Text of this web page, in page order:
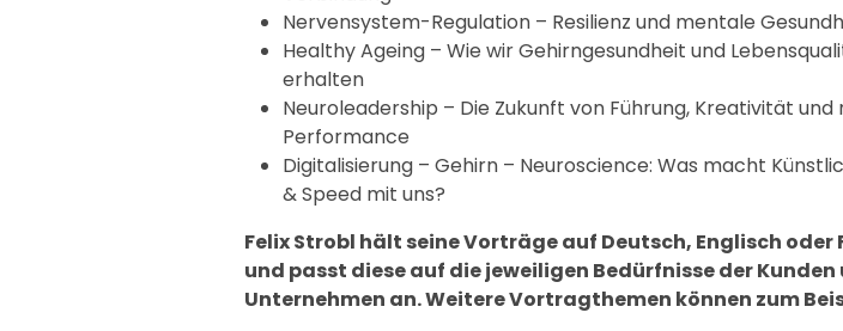
Nervensystem-Regulation – Resilienz und mentale
Healthy Ageing – Wie wir Gehirngesundheit und
erhalten
Neuroleadership – Die Zukunft von Führung, Kreativität
Performance
Digitalisierung – Gehirn – Neuroscience: Was macht
& Speed mit uns?
Felix Strobl hält seine Vorträge auf Deutsch, Englisch oder
und passt diese auf die jeweiligen Bedürfnisse der Kunden
Unternehmen an. Weitere Vortragthemen können zum